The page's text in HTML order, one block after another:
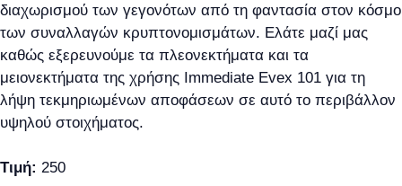
διαχωρισμού των γεγονότων από τη φαντασία στον κόσμο
των συναλλαγών κρυπτονομισμάτων. Ελάτε μαζί μας
καθώς εξερευνούμε τα πλεονεκτήματα και τα
μειονεκτήματα της χρήσης Immediate Evex 101 για τη
λήψη τεκμηριωμένων αποφάσεων σε αυτό το περιβάλλον
υψηλού στοιχήματος.
Τιμή: 250